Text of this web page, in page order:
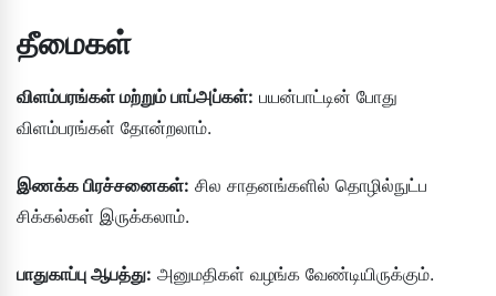
தீமைகள்
விளம்பரங்கள் மற்றும் பாப்அப்கள்: பயன்பாட்டின் போது
விளம்பரங்கள் தோன்றலாம்.
இணக்க பிரச்சனைகள்: சில சாதனங்களில் தொழில்நுட்ப
சிக்கல்கள் இருக்கலாம்.
பாதுகாப்பு ஆபத்து: அனுமதிகள் வழங்க வேண்டியிருக்கும்.